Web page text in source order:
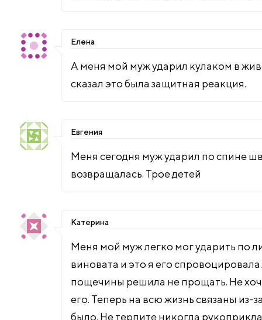
Елена
А меня мой муж ударил кулаком в
сказал это была защитная реакция.
Евгения
Меня сегодня муж ударил по спине
возвращалась. Трое детей
Катерина
Меня мой муж легко мог ударить по
виновата и это я его
пощечины решила не прощать. Не
его. Теперь на всю жизнь связаны из-
было. Не терпите никогда